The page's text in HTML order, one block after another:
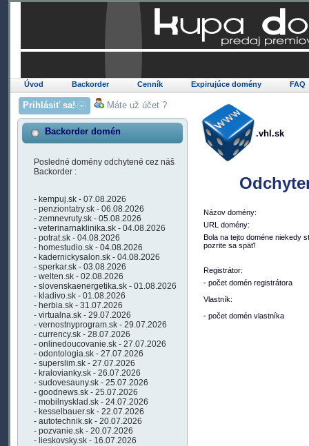
Úvod Backorder Cenník Expirujúce domény FAQ
Prihlásiť sa! Máte už účet ?
Backorder domén
Posledné domény odchytené cez náš
Backorder :
- kempuj.sk - 07.08.2026
- penziontatry.sk - 06.08.2026
- zemnevruty.sk - 05.08.2026
- veterinarnaklinika.sk - 04.08.2026
- potrat.sk - 04.08.2026
- homestudio.sk - 04.08.2026
- kadernickysalon.sk - 04.08.2026
- sperkar.sk - 03.08.2026
- welten.sk - 02.08.2026
- slovenskaenergetika.sk - 01.08.2026
- kladivo.sk - 01.08.2026
- herbia.sk - 31.07.2026
- virtualna.sk - 29.07.2026
- vernostnyprogram.sk - 29.07.2026
- currency.sk - 28.07.2026
- onlinedoucovanie.sk - 27.07.2026
- odontologia.sk - 27.07.2026
- superslim.sk - 27.07.2026
- kralovianky.sk - 26.07.2026
- sudovesauny.sk - 25.07.2026
- goodnews.sk - 25.07.2026
- mobilnysklad.sk - 24.07.2026
- kesselbauer.sk - 22.07.2026
- autotechnik.sk - 20.07.2026
- pozvanie.sk - 20.07.2026
- lieskovsky.sk - 16.07.2026
.vhl.sk
Názov domény:
URL domény:
Bola na tejto doméne niekedy
pozrite sa späť!
Registrátor:
- počet domén registrátora
Vlastník:
- počet domén vlastníka